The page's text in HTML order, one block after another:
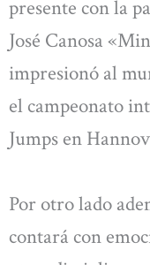
presente con la
José Canosa
impresionó al
el campeonato
Jumps en
Por otro lado
contará con